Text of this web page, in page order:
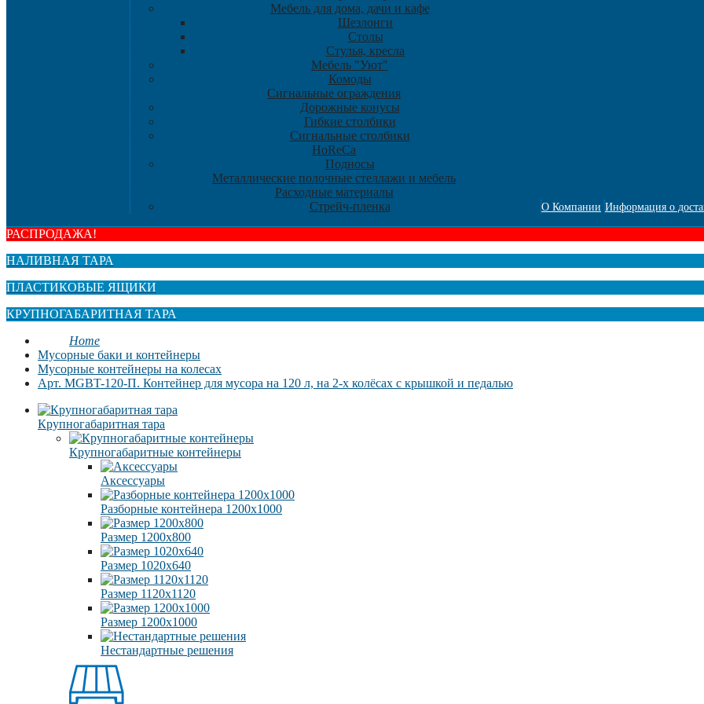
Мебель для дома, дачи и кафе
Шезлонги
Столы
Стулья, кресла
Мебель "Уют"
Комоды
Сигнальные ограждения
Дорожные конусы
Гибкие столбики
Сигнальные столбики
HoReCa
Подносы
Металлические полочные стеллажи и мебель
Расходные материалы
Стрейч-пленка
О Компании Информация о
РАСПРОДАЖА!
НАЛИВНАЯ ТАРА
ПЛАСТИКОВЫЕ ЯЩИКИ
КРУПНОГАБАРИТНАЯ ТАРА
Home
Мусорные баки и контейнеры
Мусорные контейнеры на колесах
Арт. MGBT-120-П. Контейнер для мусора на 120 л, на 2-х колёсах с крышкой и педалью
Крупногабаритная тара
Крупногабаритные контейнеры
Аксессуары
Разборные контейнера 1200х1000
Размер 1200х800
Размер 1020х640
Размер 1120х1120
Размер 1200х1000
Нестандартные решения